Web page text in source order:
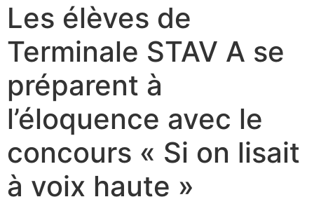
Les élèves de
Terminale STAV A se
préparent à
l’éloquence avec le
concours « Si on lisait
à voix haute »